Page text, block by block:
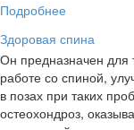
Подробнее
Здоровая спина
Он предназначен для
работе со спиной,
в позах при таких
остеохондроз,